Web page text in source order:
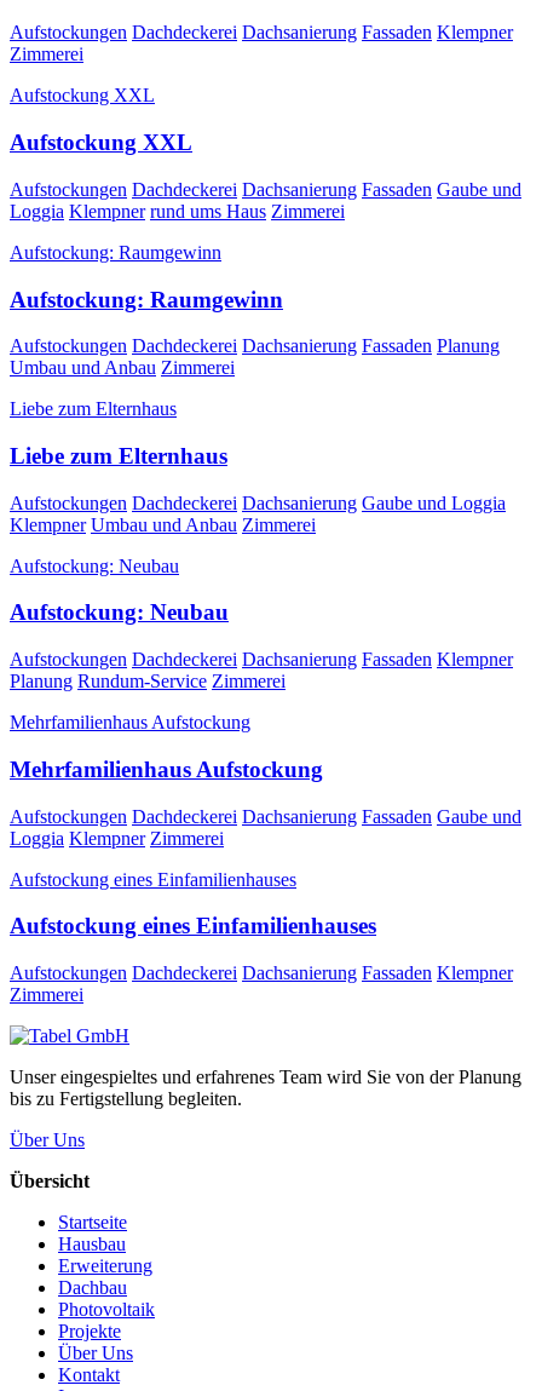
Aufstockungen Dachdeckerei Dachsanierung Fassaden Klempner
Zimmerei
Aufstockung XXL
Aufstockung XXL
Aufstockungen Dachdeckerei Dachsanierung Fassaden Gaube und
Loggia Klempner rund ums Haus Zimmerei
Aufstockung: Raumgewinn
Aufstockung: Raumgewinn
Aufstockungen Dachdeckerei Dachsanierung Fassaden Planung
Umbau und Anbau Zimmerei
Liebe zum Elternhaus
Liebe zum Elternhaus
Aufstockungen Dachdeckerei Dachsanierung Gaube und Loggia
Klempner Umbau und Anbau Zimmerei
Aufstockung: Neubau
Aufstockung: Neubau
Aufstockungen Dachdeckerei Dachsanierung Fassaden Klempner
Planung Rundum-Service Zimmerei
Mehrfamilienhaus Aufstockung
Mehrfamilienhaus Aufstockung
Aufstockungen Dachdeckerei Dachsanierung Fassaden Gaube und
Loggia Klempner Zimmerei
Aufstockung eines Einfamilienhauses
Aufstockung eines Einfamilienhauses
Aufstockungen Dachdeckerei Dachsanierung Fassaden Klempner
Zimmerei
Unser eingespieltes und erfahrenes Team wird Sie von der Planung
bis zu Fertigstellung begleiten.
Über Uns
Übersicht
Startseite
Hausbau
Erweiterung
Dachbau
Photovoltaik
Projekte
Über Uns
Kontakt